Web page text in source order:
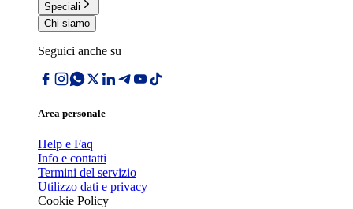
Speciali
Chi siamo
Seguici anche su
Area personale
Help e Faq
Info e contatti
Termini del servizio
Utilizzo dati e privacy
Cookie Policy